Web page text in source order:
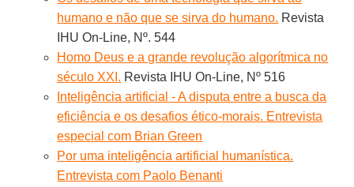
humano e não que se sirva do humano. Revista
IHU On-Line, Nº. 544
Homo Deus e a grande revolução algorítmica no
século XXI. Revista IHU On-Line, Nº 516
Inteligência artificial - A disputa entre a busca da
eficiência e os desafios ético-morais. Entrevista
especial com Brian Green
Por uma inteligência artificial humanística.
Entrevista com Paolo Benanti